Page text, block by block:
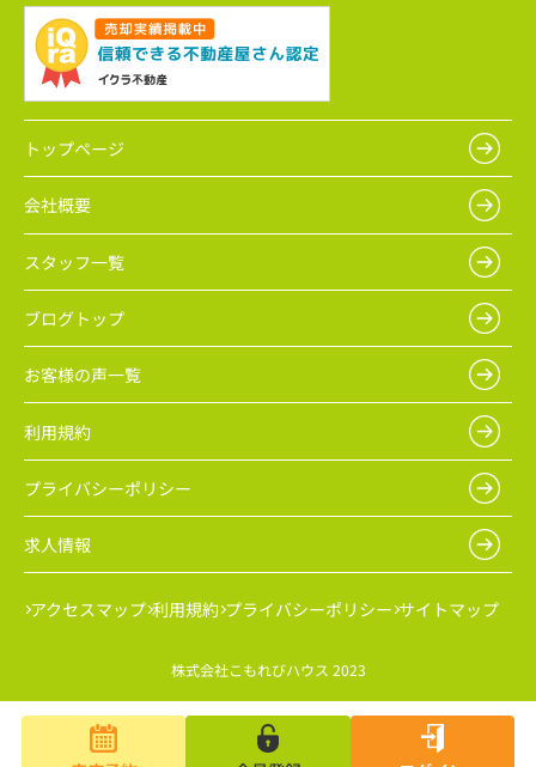
トップページ
会社概要
スタッフ一覧
ブログトップ
お客様の声一覧
利用規約
プライバシーポリシー
求人情報
アクセスマップ 利用規約 プライバシーポリシー サイトマップ
株式会社こもれびハウス 2023